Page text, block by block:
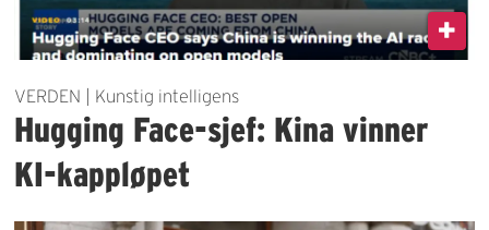
VERDEN | Kunstig intelligens
Hugging Face-sjef: Kina vinner
KI-kappløpet